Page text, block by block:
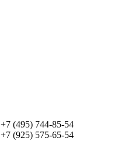
+7 (495) 744-85-54
+7 (925) 575-65-54